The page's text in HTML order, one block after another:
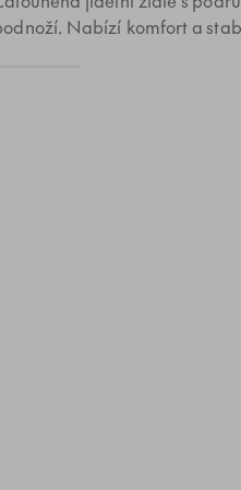
Nabízí komfort a